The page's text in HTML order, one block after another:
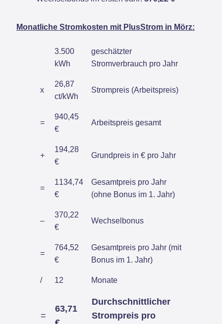
Monatliche Stromkosten mit PlusStrom in Mörz:
3.500
kWh
geschätzter
Stromverbrauch pro Jahr
x
26,87
ct/kWh
Strompreis (Arbeitspreis)
=
940,45
€
Arbeitspreis gesamt
+
194,28
€
Grundpreis in € pro Jahr
=
1134,74
€
Gesamtpreis pro Jahr
(ohne Bonus im 1. Jahr)
–
370,22
€
Wechselbonus
=
764,52
€
Gesamtpreis pro Jahr (mit
Bonus im 1. Jahr)
/ 12 Monate
=
63,71
Durchschnittlicher
Strompreis pro